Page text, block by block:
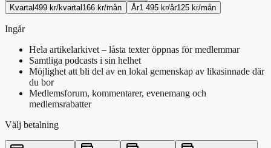
Kvartal499 kr/kvartal166 kr/mån År1 495 kr/år125 kr/mån
Ingår
Hela artikelarkivet – låsta texter öppnas för medlemmar
Samtliga podcasts i sin helhet
Möjlighet att bli del av en lokal gemenskap av likasinnade där
du bor
Medlemsforum, kommentarer, evenemang och
medlemsrabatter
Välj betalning